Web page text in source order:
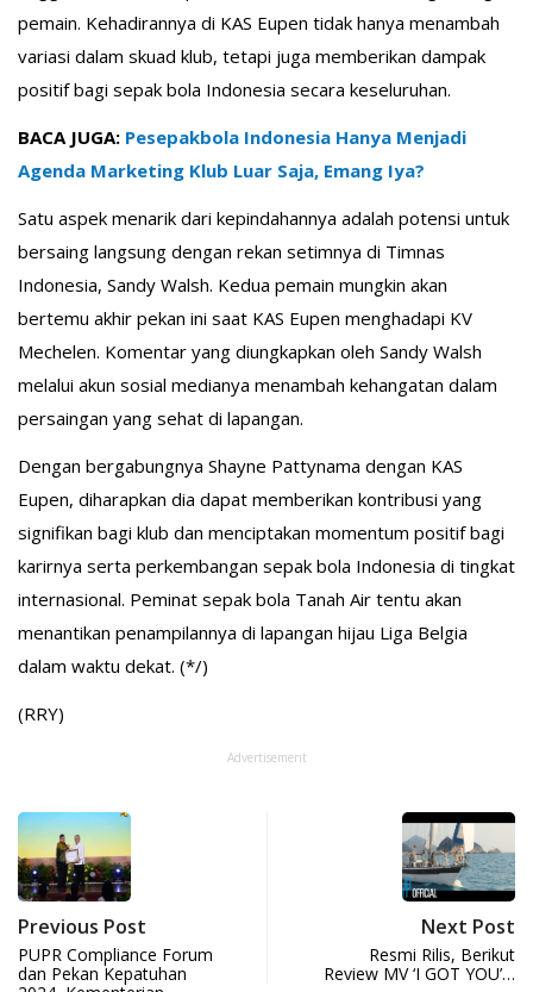
pemain. Kehadirannya di KAS Eupen tidak hanya menambah
variasi dalam skuad klub, tetapi juga memberikan dampak
positif bagi sepak bola Indonesia secara keseluruhan.
BACA JUGA: Pesepakbola Indonesia Hanya Menjadi
Agenda Marketing Klub Luar Saja, Emang Iya?
Satu aspek menarik dari kepindahannya adalah potensi untuk
bersaing langsung dengan rekan setimnya di Timnas
Indonesia, Sandy Walsh. Kedua pemain mungkin akan
bertemu akhir pekan ini saat KAS Eupen menghadapi KV
Mechelen. Komentar yang diungkapkan oleh Sandy Walsh
melalui akun sosial medianya menambah kehangatan dalam
persaingan yang sehat di lapangan.
Dengan bergabungnya Shayne Pattynama dengan KAS
Eupen, diharapkan dia dapat memberikan kontribusi yang
signifikan bagi klub dan menciptakan momentum positif bagi
karirnya serta perkembangan sepak bola Indonesia di tingkat
internasional. Peminat sepak bola Tanah Air tentu akan
menantikan penampilannya di lapangan hijau Liga Belgia
dalam waktu dekat. (*/)
(RRY)
Advertisement
Previous Post
PUPR Compliance Forum
dan Pekan Kepatuhan
Next Post
Resmi Rilis, Berikut
Review MV ‘I GOT YOU’…